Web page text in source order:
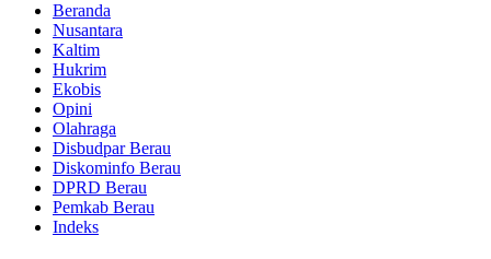
Beranda
Nusantara
Kaltim
Hukrim
Ekobis
Opini
Olahraga
Disbudpar Berau
Diskominfo Berau
DPRD Berau
Pemkab Berau
Indeks